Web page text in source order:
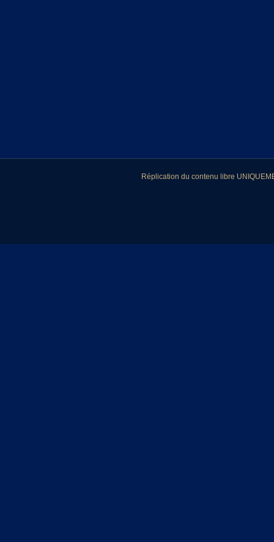
Réplication du contenu libre